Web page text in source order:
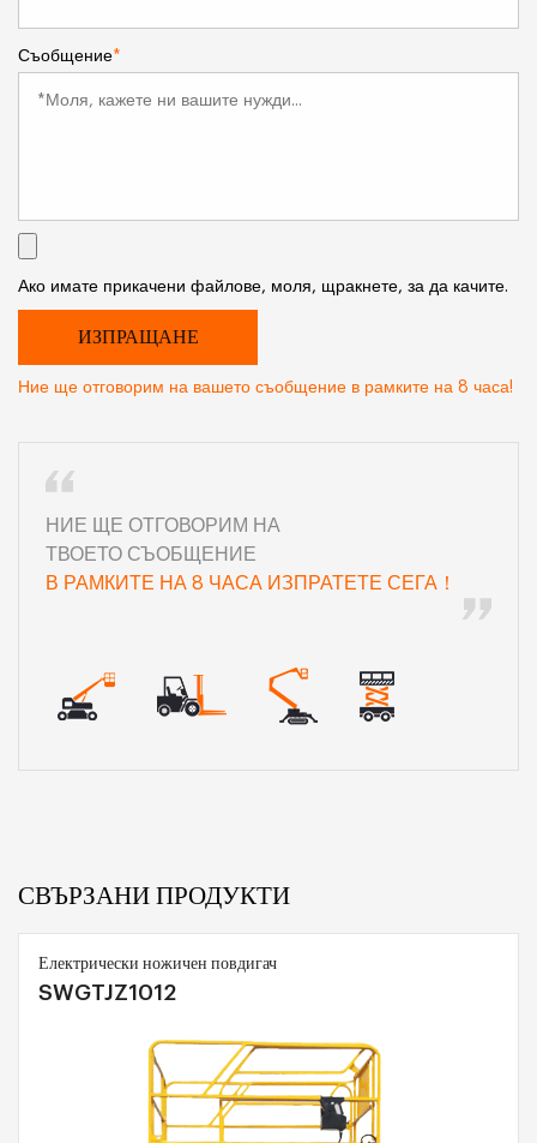
Съобщение*
Ако имате прикачени файлове, моля, щракнете, за да качите.
Ние ще отговорим на вашето съобщение в рамките на 8 часа!
НИЕ ЩЕ ОТГОВОРИМ НА
ТВОЕТО СЪОБЩЕНИЕ
В РАМКИТЕ НА 8 ЧАСА ИЗПРАТЕТЕ СЕГА！
СВЪРЗАНИ ПРОДУКТИ
Електрически ножичен повдигач
SWGTJZ1012